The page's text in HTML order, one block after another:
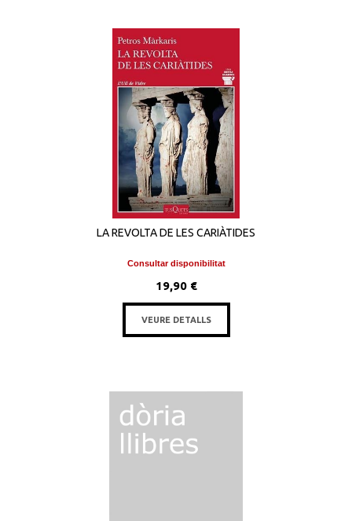
LA REVOLTA DE LES CARIÀTIDES
Consultar disponibilitat
19,90 €
VEURE DETALLS